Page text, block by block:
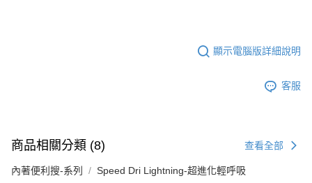
顯示電腦版詳細說明
客服
商品相關分類 (8) 查看全部
內著便利搜-系列 Speed Dri Lightning-超進化輕呼吸